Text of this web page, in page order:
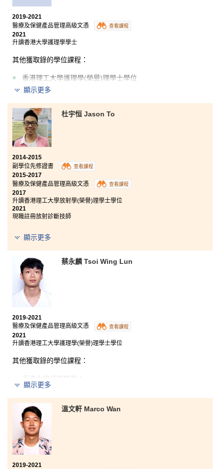
2019-2021
醫療及保健產品管理高級文憑
查看課程
2021
升讀香港大學護理學學士
其他獲取錄的學位課程：
香港理工大學護理學(榮譽)理學士學位
香港中文大學社區健康理學士(兩年制課程)
這個課程內容包含生理和藥理學等基本醫學知識，為我
將來入讀大學相關學位時打下基礎。除了一般的課堂
外，我還可以透過實踐課堂，在實驗室嘗試制藥、配藥
等等的專業操作，這令我更能掌握講義上的內容。另一
方面，講師們十分盡心教授我們，且無論在課堂上還是
下課後，他們都很樂意為我解疑釋惑。即使因疫情關
係，這兩年的面授課堂雖然次數不多，但我能透過網上
教學感受到課程講師對教學的用心。
顯示更多
杜宇恒 Jason To
2014-2015
副學位先修證書
查看課程
2015-2017
醫療及保健產品管理高級文憑
查看課程
2017
升讀香港理工大學放射學(榮譽)理學士學位
2021
現職註冊放射診斷技師
其他獲取錄的學位課程：
香港科技大學工學士(化學及生物分子工程學)(高年級入學)
香港中文大學自然科學理學士(兩年制課程)
香港城市大學理學士(生物醫學) (高年級入學)
香港大學護理學學士
在DSE放榜後，因為成績不佳，使我變得迷網及不知所
措，入大學更覺得是不可能的事。幸好，我選擇了報讀
醫療及保健產品管理高級文憑，這課程內容既充滿學術
性又非常實用。我很慶幸參加了暑期實習計劃及台中研
一個真實的工作環境，體驗醫護人員的工作。最後，我
要在此多謝一班充滿熱誠的課堂講師及輔導主任的支
持，助我入讀心儀的大學和科目。
顯示更多
蔡永麟 Tsoi Wing Lun
2019-2021
醫療及保健產品管理高級文憑
查看課程
2021
升讀香港理工大學護理學(榮譽)理學士學位
其他獲取錄的學位課程：
香港大學護理學學士
在兩年的學習中，醫療及保健產品管理高級文憑課程裡
的病理生理學和藥理學等課程都對我非常有用。我獲得
了許多重要的醫學知識，它們對我未來的大學學習都很
實用。此外，講師們亦非常友善和支持我。在他們的悉
心指導和鼓勵下，我的學習之路從未感到無助。總而言
之，我在HPSHCC度過了愉快的時光。
顯示更多
溫文軒 Marco Wan
2019-2021